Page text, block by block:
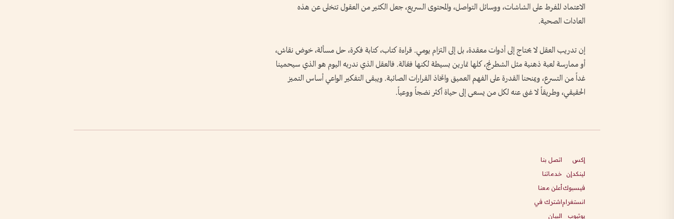
الاعتماد المفرط على الشاشات، ووسائل التواصل، والمحتوى السريع، جعل الكثير من العقول تتخلى عن هذه
العادات الصحية.
إن تدريب العقل لا يحتاج إلى أدوات معقدة، بل إلى التزام يومي. قراءة كتاب، كتابة فكرة، حل مسألة، خوض نقاش،
أو ممارسة لعبة ذهنية مثل الشطرنج، كلها تمارين بسيطة لكنها فعّالة. فالعقل الذي ندربه اليوم هو الذي سيحمينا
غداً من التسرع، ويمنحنا القدرة على الفهم العميق واتخاذ القرارات الصائبة. ويبقى التفكير الواعي أساس التميز
الحقيقي، وطريقاً لا غنى عنه لكل من يسعى إلى حياة أكثر نضجاً ووعياً.
إكس
لينكدإن
فيسبوك
انستغرام
يوتيوب
اتصل بنا
خدماتنا
أعلن معنا
اشترك في
البيان